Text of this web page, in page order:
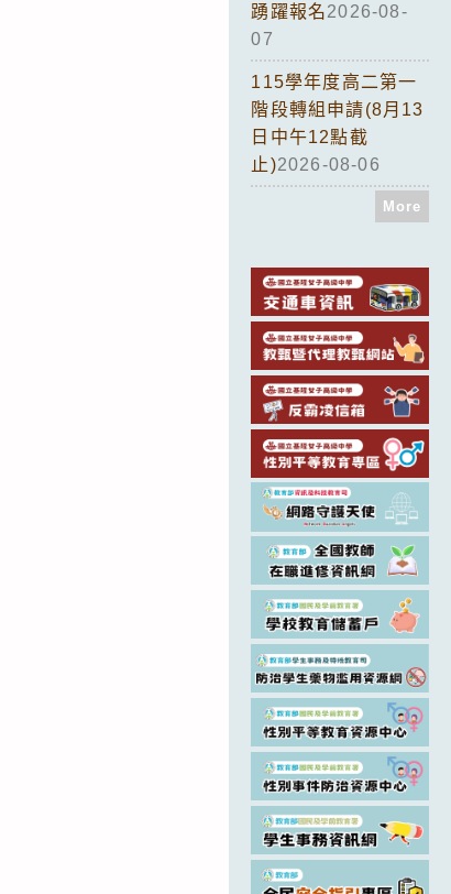
踴躍報名2026-08-
07
115學年度高二第一
階段轉組申請(8月13
日中午12點截
止)2026-08-06
More